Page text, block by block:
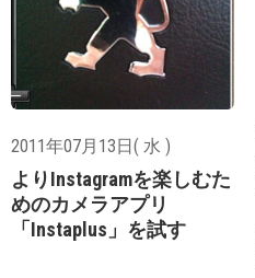
2011年07月13日( 水 )
よりInstagramを楽しむた
めのカメラアプリ
「Instaplus」を試す